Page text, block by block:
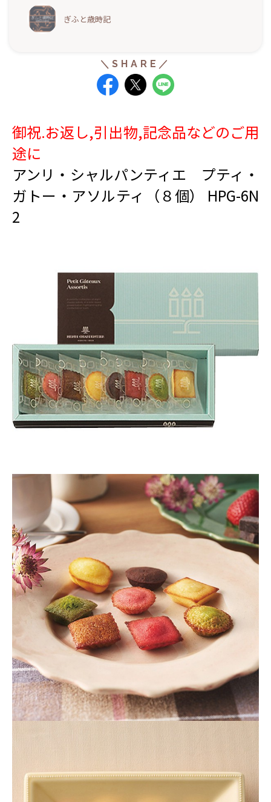
ぎふと歳時記
御祝.お返し,引出物,記念品などのご用
途に
アンリ・シャルパンティエ プティ・
ガトー・アソルティ（８個） HPG-6N
2